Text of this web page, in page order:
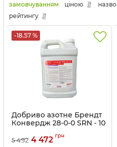
замовчуванням ціною
рейтингу
-18.57 %
Добриво азотне Брендт
Конвердж 28-0-0 SRN - 10
Артикул: 3203064
5 492 4 472 грн